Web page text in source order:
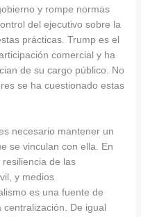
y rompe normas
del ejecutivo sobre la
prácticas. Trump es el
comercial y ha
de su cargo público. No
se ha cuestionado estas
necesario mantener un
se vinculan con ella. En
de las
y medios
es una fuente de
De igual